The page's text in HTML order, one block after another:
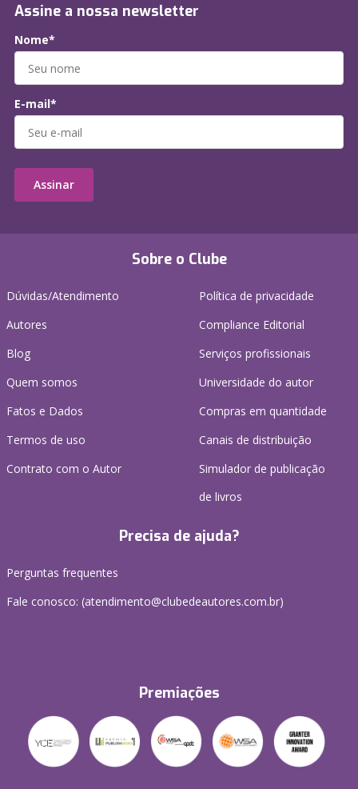
Sobre o Clube
Dúvidas/Atendimento
Autores
Blog
Quem somos
Fatos e Dados
Termos de uso
Contrato com o Autor
Política de privacidade
Compliance Editorial
Serviços profissionais
Universidade do autor
Compras em quantidade
Canais de distribuição
Simulador de publicação
de livros
Precisa de ajuda?
Perguntas frequentes
Fale conosco: (atendimento@clubedeautores.com.br)
Premiações
Assine a nossa newsletter
Nome*
E-mail*
Assinar